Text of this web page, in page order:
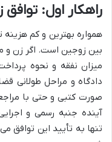
راهکار اول:
همواره بهترین و کم هزینه
بین زوجین است. اگر زن و
میزان نفقه و نحوه
دادگاه و مراحل طولانی
صورت کتبی و حتی با
آینده جنبه رسمی و
تنها به تأیید این توافق